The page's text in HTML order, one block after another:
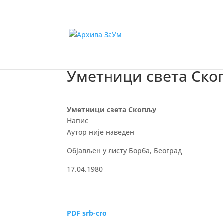
Уметници света
Уметници света Скопљу
Напис
Аутор није наведен
Објављен у листу Борба, Београд
17.04.1980
PDF srb-cro